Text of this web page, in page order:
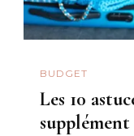
BUDGET
Les 10
supplément